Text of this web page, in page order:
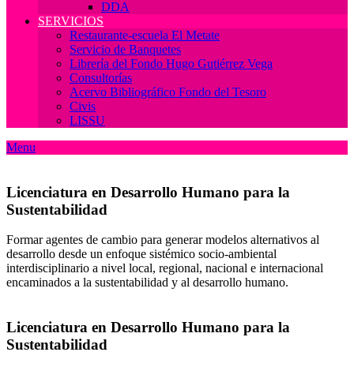
DDA
SERVICIOS
Restaurante-escuela El Metate
Servicio de Banquetes
Librería del Fondo Hugo Gutiérrez Vega
Consultorías
Acervo Bibliográfico Fondo del Tesoro
Civis
LISSU
Menu
Licenciatura en Desarrollo Humano para la
Sustentabilidad
Formar agentes de cambio para generar modelos alternativos al
desarrollo desde un enfoque sistémico socio-ambiental
interdisciplinario a nivel local, regional, nacional e internacional
encaminados a la sustentabilidad y al desarrollo humano.
Licenciatura en Desarrollo Humano para la
Sustentabilidad